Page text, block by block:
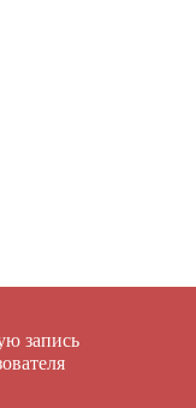
запись